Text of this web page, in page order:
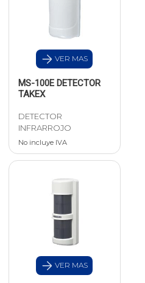
VER MAS
MS-100E DETECTOR
TAKEX
DETECTOR
INFRARROJO
No incluye IVA
VER MAS